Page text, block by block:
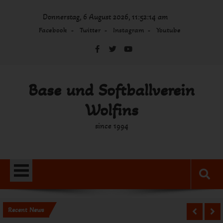
Donnerstag, 6 August 2026, 11:52:14 am
Facebook Twitter Instagram Youtube
Base und Softballverein
Wolfins
since 1994
Recent News